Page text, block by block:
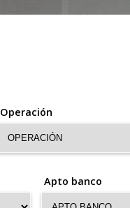
Operación
Apto banco